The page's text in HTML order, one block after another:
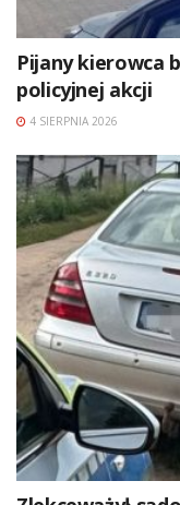
Pijany kierowca
policyjnej akcji
4 SIERPNIA 2026